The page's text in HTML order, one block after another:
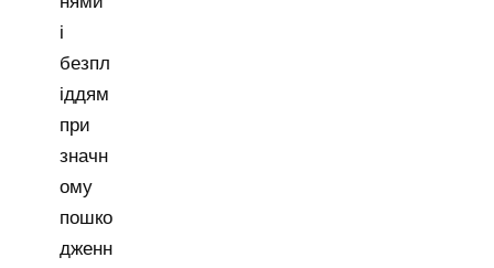
і
безпл
іддям
при
значн
ому
пошко
дженн